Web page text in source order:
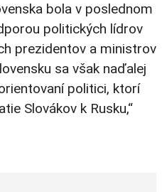
bola v poslednom
politických lídrov
prezidentov a ministrov
sa však naďalej
politici, ktorí
Slovákov k Rusku,“